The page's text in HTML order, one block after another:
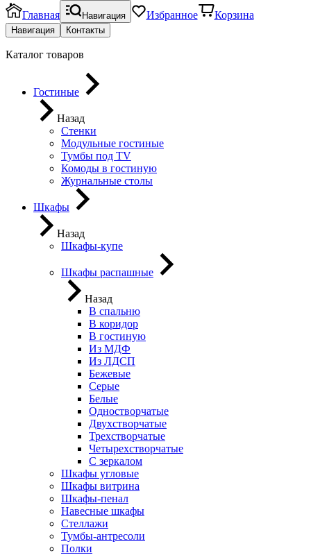
Главная Навигация Избранное Корзина
Навигация Контакты
Каталог товаров
Гостиные
Назад
Стенки
Модульные гостиные
Тумбы под ТV
Комоды в гостиную
Журнальные столы
Шкафы
Назад
Шкафы-купе
Шкафы распашные
Назад
В спальню
В коридор
В гостиную
Из МДФ
Из ЛДСП
Бежевые
Серые
Белые
Одностворчатые
Двухстворчатые
Трехстворчатые
Четырехстворчатые
С зеркалом
Шкафы угловые
Шкафы витрина
Шкафы-пенал
Навесные шкафы
Стеллажи
Тумбы-антресоли
Полки